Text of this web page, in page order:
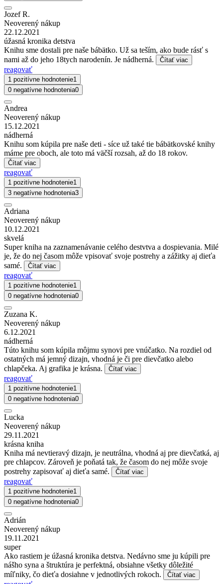
Jozef R.
Neoverený nákup
22.12.2021
úžasná kronika detstva
Knihu sme dostali pre naše bábätko. Už sa teším, ako bude rásť s
nami až do jeho 18tych narodenín. Je nádherná.
Čítať viac
reagovať
1 pozitívne hodnotenie1
0 negatívne hodnotenia0
Andrea
Neoverený nákup
15.12.2021
nádherná
Knihu som kúpila pre naše deti - síce už také tie bábätkovské knihy
máme pre oboch, ale toto má väčší rozsah, až do 18 rokov.
Čítať viac
reagovať
1 pozitívne hodnotenie1
3 negatívne hodnotenia3
Adriana
Neoverený nákup
10.12.2021
skvelá
Super kniha na zaznamenávanie celého destvtva a dospievania. Milé
je, že do nej časom môže vpisovať svoje postrehy a zážitky aj dieťa
samé.
Čítať viac
reagovať
1 pozitívne hodnotenie1
0 negatívne hodnotenia0
Zuzana K.
Neoverený nákup
6.12.2021
nádherná
Túto knihu som kúpila môjmu synovi pre vnúčatko. Na rozdiel od
ostatných má jemný dizajn, vhodná je či pre dievčatko alebo
chlapčeka. Aj grafika je krásna.
Čítať viac
reagovať
1 pozitívne hodnotenie1
0 negatívne hodnotenia0
Lucka
Neoverený nákup
29.11.2021
krásna kniha
Kniha má nevtieravý dizajn, je neutrálna, vhodná aj pre dievčatká, aj
pre chlapcov. Zároveň je poňatá tak, že časom do nej môže svoje
postrehy zapisovať aj dieťa samé.
Čítať viac
reagovať
1 pozitívne hodnotenie1
0 negatívne hodnotenia0
Adrián
Neoverený nákup
19.11.2021
super
Ako rastiem je úžasná kronika detstva. Nedávno sme ju kúpili pre
nášho syna a štruktúra je perfektná, obsiahne všetky dôležité
míľniky, čo dieťa dosiahne v jednotlivých rokoch.
Čítať viac